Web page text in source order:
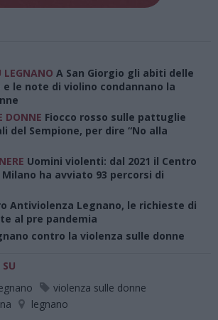
LEGNANO A San Giorgio gli abiti delle
le note di violino condannano la
DONNE Fiocco rosso sulle pattuglie
del Sempione, per dire “No alla
Uomini violenti: dal 2021 il Centro
ha avviato 93 percorsi di
Antiviolenza Legnano, le richieste di
al pre pandemia
contro la violenza sulle donne
violenza sulle donne
legnano